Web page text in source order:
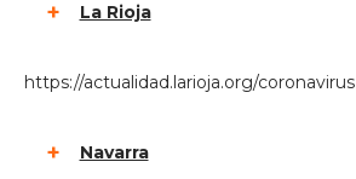
La Rioja
https://actualidad.larioja.org/coronavirus
Navarra